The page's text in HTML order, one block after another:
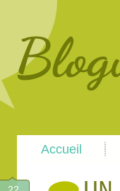
menuAccueil